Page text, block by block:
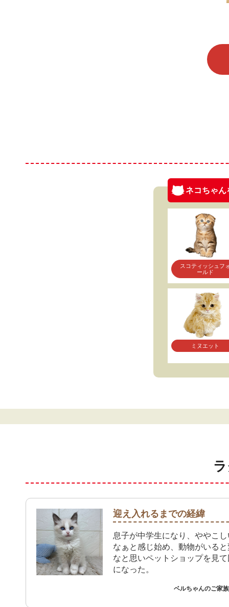
ネコちゃん
スコティッシュフ
ールド
ミヌエット
迎え入れるまでの経緯
息子が中学生になり、ややこ
なぁと感じ始め、動物がいる
なと思いペットショップを見
になった。
ベルちゃんのご家